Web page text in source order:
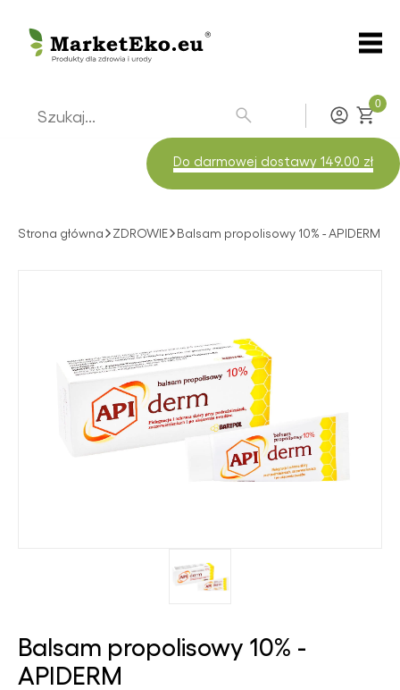
Zaloguj
0
Do darmowej dostawy 149.00 zł
Strona główna ZDROWIE Balsam propolisowy 10% - APIDERM
Balsam propolisowy 10% -
APIDERM